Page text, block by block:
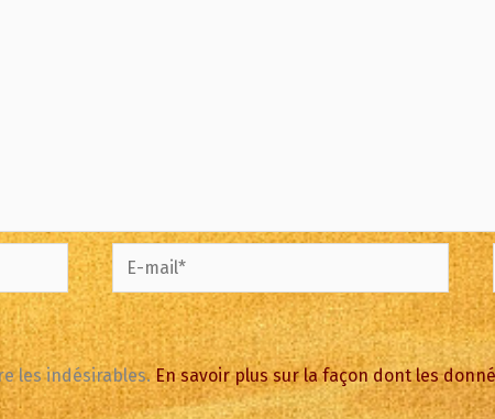
E-
mail*
les indésirables.En savoir plus sur la façon dont les